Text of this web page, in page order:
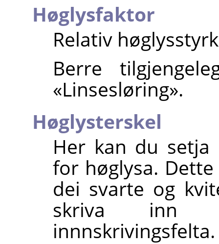
Høglysfaktor
Relativ
Berre
«Linsesløring».
Høglysterskel
Her kan du setja
for høglysa.
dei svarte og
skriva inn
innnskrivingsfelta.